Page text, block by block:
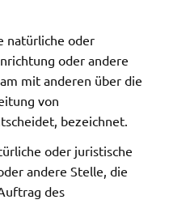
natürliche oder
oder andere
mit anderen über die
von
bezeichnet.
oder juristische
andere Stelle, die
des